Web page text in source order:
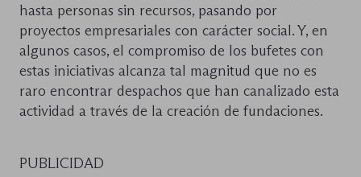
hasta personas sin recursos, pasando por
proyectos empresariales con carácter social. Y, en
algunos casos, el compromiso de los bufetes con
estas iniciativas alcanza tal magnitud que no es
raro encontrar despachos que han canalizado esta
actividad a través de la creación de fundaciones.
PUBLICIDAD